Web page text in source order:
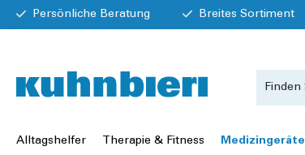
Persönliche Beratung Breites Sortiment
Alltagshelfer Therapie & Fitness Medizingeräte